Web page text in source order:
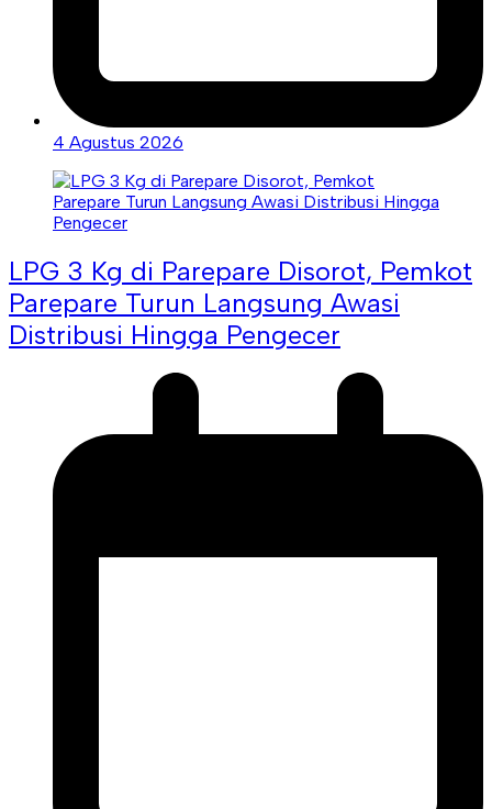
4 Agustus 2026
LPG 3 Kg di Parepare Disorot, Pemkot
Parepare Turun Langsung Awasi
Distribusi Hingga Pengecer